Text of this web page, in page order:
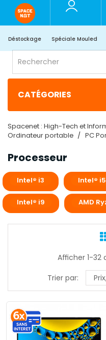
Déstockage Spéciale Mouled
CATÉGORIES
Spacenet : High-Tech et
Ordinateur portable
PC
Processeur
Intel® i3 Intel® i5
Intel® i9 AMD
Afficher 1-32
Trier par: